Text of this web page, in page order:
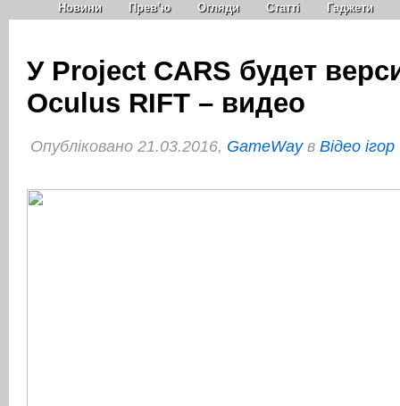
Новини Прев’ю Огляди Статті Гаджети
У Project CARS будет
Oculus RIFT – видео
Опубліковано 21.03.2016, GameWayв Відео ігор